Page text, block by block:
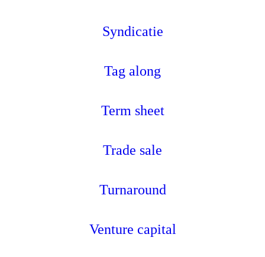
Syndicatie
Tag along
Term sheet
Trade sale
Turnaround
Venture capital